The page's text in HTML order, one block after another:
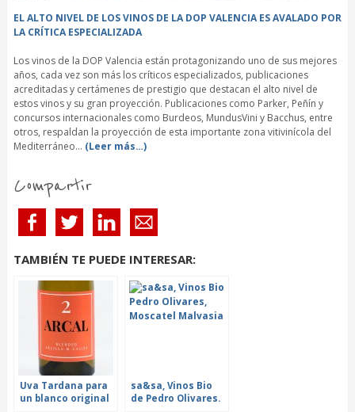
EL ALTO NIVEL DE LOS VINOS DE LA DOP VALENCIA ES AVALADO POR
LA CRÍTICA ESPECIALIZADA
Los vinos de la DOP Valencia están protagonizando uno de sus mejores
años, cada vez son más los críticos especializados, publicaciones
acreditadas y certámenes de prestigio que destacan el alto nivel de
estos vinos y su gran proyección. Publicaciones como Parker, Peñín y
concursos internacionales como Burdeos, MundusVini y Bacchus, entre
otros, respaldan la proyección de esta importante zona vitivinícola del
Mediterráneo… (Leer más…)
Compartir
TAMBIÉN TE PUEDE INTERESAR:
Uva Tardana para
un blanco original
sa&sa, Vinos Bio
de Pedro Olivares.